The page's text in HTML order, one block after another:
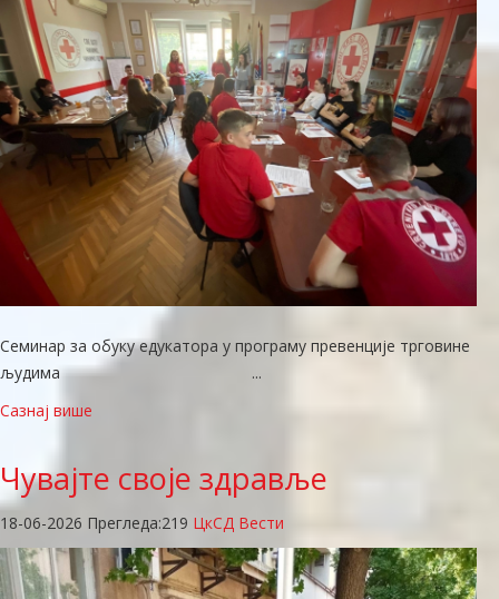
Семинар за обуку едукатора у програму превенције трговине
људима ...
Сазнај више
Чувајте своје здравље
18-06-2026 Прегледа:219 ЦкСД Вести